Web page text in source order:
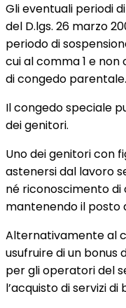
Gli eventuali periodi
del D.lgs. 26 marzo
periodo di
cui al comma 1 e
di congedo parentale.
Il congedo speciale
dei genitori.
Uno dei genitori con
astenersi dal lavoro
né riconoscimento
mantenendo il posto
Alternativamente al
usufruire di un bonus
per gli operatori del
l’acquisto di servizi